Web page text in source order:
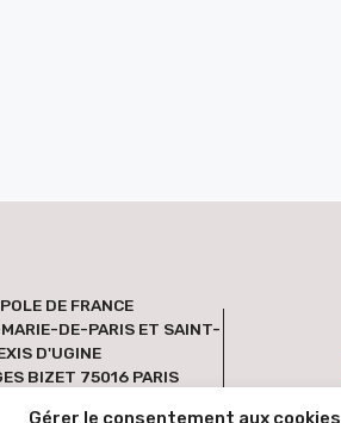
Gérer le consentement aux cookies
DE FRANCE
DE-PARIS ET SAINT-
D'UGINE
BIZET 75016 PARIS